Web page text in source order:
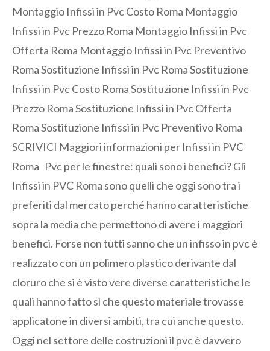
Montaggio Infissi in Pvc Costo Roma Montaggio
Infissi in Pvc Prezzo Roma Montaggio Infissi in Pvc
Offerta Roma Montaggio Infissi in Pvc Preventivo
Roma Sostituzione Infissi in Pvc Roma Sostituzione
Infissi in Pvc Costo Roma Sostituzione Infissi in Pvc
Prezzo Roma Sostituzione Infissi in Pvc Offerta
Roma Sostituzione Infissi in Pvc Preventivo Roma
SCRIVICI Maggiori informazioni per Infissi in PVC
Roma Pvc per le finestre: quali sono i benefici? Gli
Infissi in PVC Roma sono quelli che oggi sono tra i
preferiti dal mercato perché hanno caratteristiche
sopra la media che permettono di avere i maggiori
benefici. Forse non tutti sanno che un infisso in pvc è
realizzato con un polimero plastico derivante dal
cloruro che si è visto vere diverse caratteristiche le
quali hanno fatto sì che questo materiale trovasse
applicatone in diversi ambiti, tra cui anche questo.
Oggi nel settore delle costruzioni il pvc è davvero